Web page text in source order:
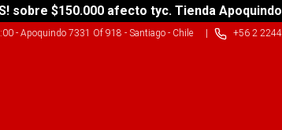
sobre $150.000 afecto tyc. Tienda
- Apoquindo 7331 Of 918 - Santiago - Chile| +56 2